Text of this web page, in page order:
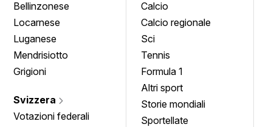
Bellinzonese
Locarnese
Luganese
Mendrisiotto
Grigioni
Svizzera
Votazioni federali
Calcio
Calcio regionale
Sci
Tennis
Formula 1
Altri sport
Storie mondiali
Sportellate